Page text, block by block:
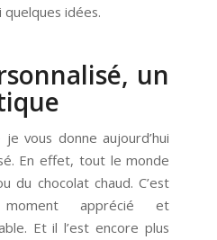
quelques idées.
un
vous donne aujourd’hui
En effet, tout le monde
du chocolat chaud. C’est
apprécié et
Et il l’est encore plus